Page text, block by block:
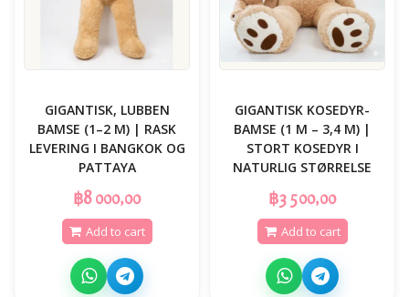
GIGANTISK, LUBBEN
BAMSE (1–2 M) | RASK
LEVERING I BANGKOK OG
PATTAYA
฿8 000,00
Add to cart
GIGANTISK KOSEDYR-
BAMSE (1 M – 3,4 M) |
STORT KOSEDYR I
NATURLIG STØRRELSE
฿3 500,00
Add to cart